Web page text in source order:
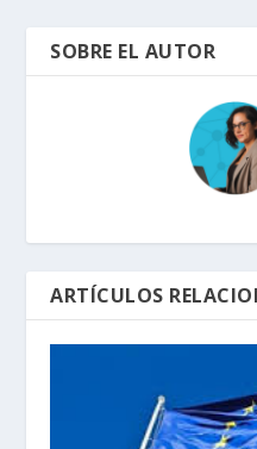
SOBRE EL AUTOR
ARTÍCULOS